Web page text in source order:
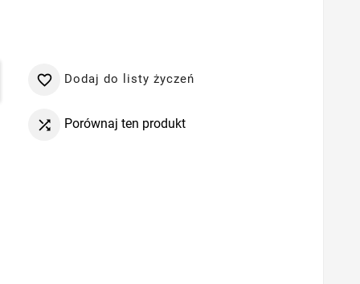
 Dodaj do listy życzeń
 Porównaj ten produkt